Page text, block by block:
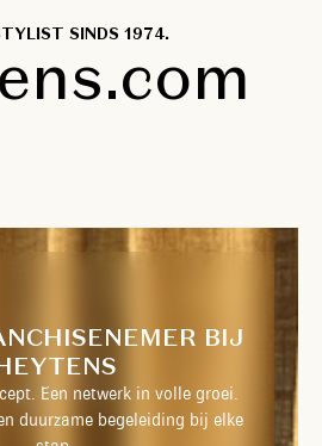
SINDS 1974.
BIJ
Een netwerk in volle groei.
duurzame begeleiding bij elke